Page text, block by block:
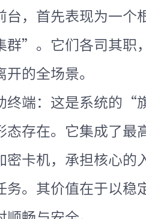
台，首先表现为一个
群”。它们各司其职
的全场景。
终端：这是系统的“
态存在。它集成了最
密卡机，承担核心的
务。其价值在于以稳